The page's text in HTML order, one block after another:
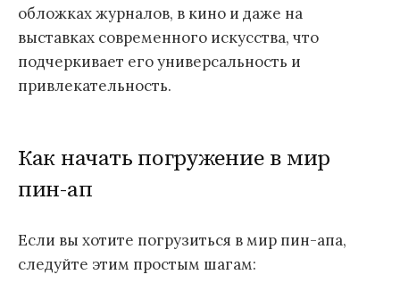
обложках журналов, в кино и даже на
выставках современного искусства, что
подчеркивает его универсальность и
привлекательность.
Как начать погружение в мир
пин-ап
Если вы хотите погрузиться в мир пин-апа,
следуйте этим простым шагам: